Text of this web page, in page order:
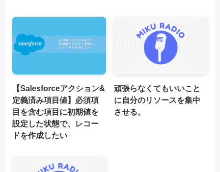
【Salesforceアクション&
定義済み項目値】必須項
目を含む項目に初期値を
設定した状態で、レコー
ドを作成したい
頑張らなくてもいいこと
に自分のリソースを集中
させる。